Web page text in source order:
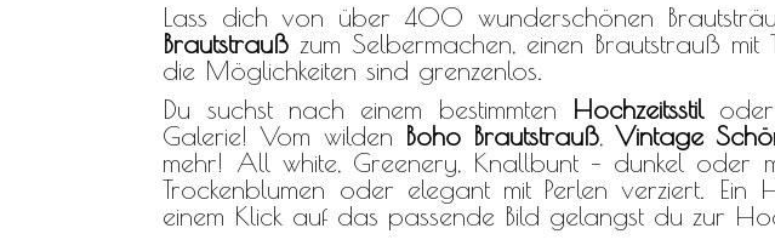
Lass dich von über 400 wunderschönen
Brautstrauß zum Selbermachen, einen Brautstrauß
die Möglichkeiten sind grenzenlos.
Du suchst nach einem bestimmten Hochzeitsstiloder
Galerie! Vom wilden Boho Brautstrauß, Vintage
mehr! All white, Greenery, Knallbunt – dunkel oder
Trockenblumen oder elegant mit Perlen verziert.
einem Klick auf das passende Bild gelangst du zur